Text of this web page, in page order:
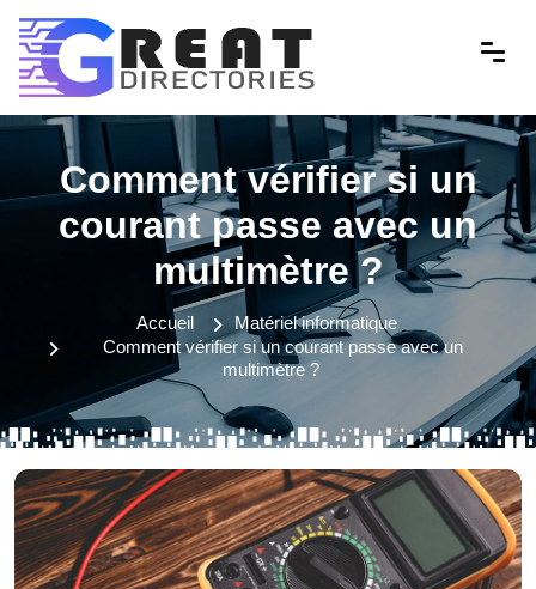
Comment vérifier si un
courant passe avec un
multimètre ?
Accueil
Matériel informatique
Comment vérifier si un courant passe avec un
multimètre ?